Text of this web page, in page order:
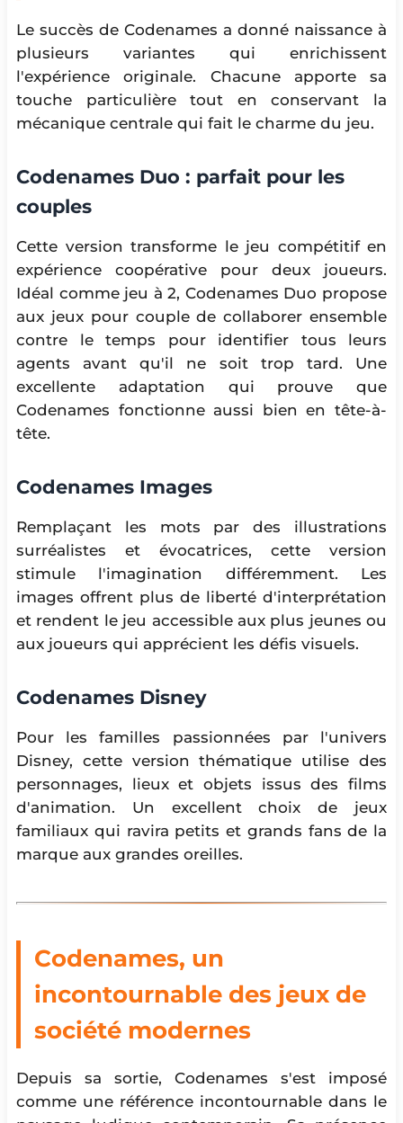
Le succès de Codenames a donné naissance à
plusieurs variantes qui enrichissent
l'expérience originale. Chacune apporte sa
touche particulière tout en conservant la
mécanique centrale qui fait le charme du jeu.
Codenames Duo : parfait pour les
couples
Cette version transforme le jeu compétitif en
expérience coopérative pour deux joueurs.
Idéal comme jeu à 2, Codenames Duo propose
aux jeux pour couple de collaborer ensemble
contre le temps pour identifier tous leurs
agents avant qu'il ne soit trop tard. Une
excellente adaptation qui prouve que
Codenames fonctionne aussi bien en tête-à-
tête.
Codenames Images
Remplaçant les mots par des illustrations
surréalistes et évocatrices, cette version
stimule l'imagination différemment. Les
images offrent plus de liberté d'interprétation
et rendent le jeu accessible aux plus jeunes ou
aux joueurs qui apprécient les défis visuels.
Codenames Disney
Pour les familles passionnées par l'univers
Disney, cette version thématique utilise des
personnages, lieux et objets issus des films
d'animation. Un excellent choix de jeux
familiaux qui ravira petits et grands fans de la
marque aux grandes oreilles.
Codenames, un
incontournable des jeux de
société modernes
Depuis sa sortie, Codenames s'est imposé
comme une référence incontournable dans le